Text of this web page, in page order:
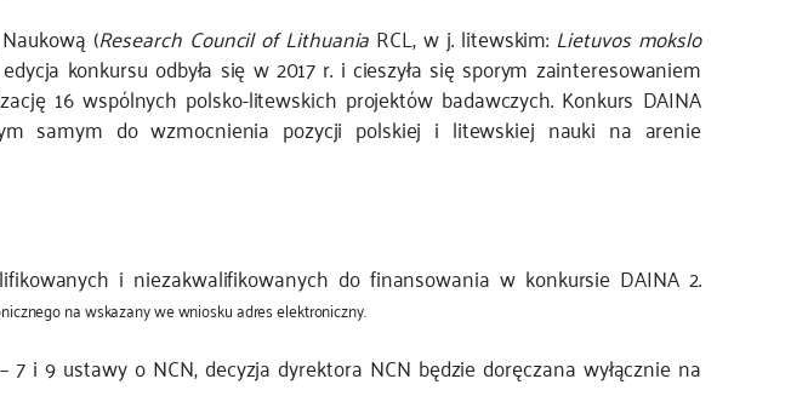
(Research Council of Lithuania RCL, w j. litewskim: Lietuvos mokslo
konkursu odbyła się w 2017 r. i cieszyła się sporym zainteresowaniem
16 wspólnych polsko-litewskich projektów badawczych. Konkurs DAINA
samym do wzmocnienia pozycji polskiej i litewskiej nauki na arenie
i niezakwalifikowanych do finansowania w konkursie DAINA 2.
na wskazany we wniosku adres elektroniczny.
i 9 ustawy o NCN, decyzja dyrektora NCN będzie doręczana wyłącznie na